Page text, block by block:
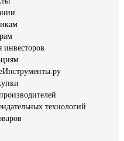
технологий